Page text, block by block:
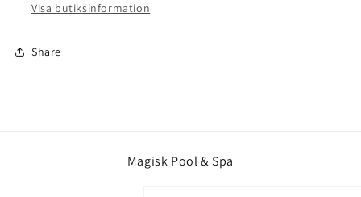
Visa butiksinformation
Share
Magisk Pool & Spa